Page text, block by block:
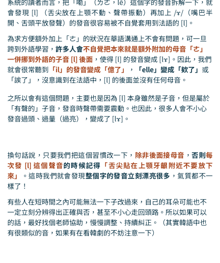
系統的讀者而言，把「嘞」（ㄌㄜ，lē）這個字的發音拆解一下，就
會發現 [l] （舌尖放在上顎不動、聲帶振動）再加上 /ɤ/（嘴巴半
開、舌頭平放發聲）的發音很容易被不自覺套用到法語的 [l]。
為求方便額外加上「ㄜ」的狀況在華語溝通上不會有問題，可一旦
跨到外語學習， 許多人會不自覺把本來就是額外附加的母音「ㄜ」
一併挪到外語的子音 [l] 後面 ，使得 [l] 的發音變成 [lɤ]。因此，我們
就會很常聽到 「il」的發音變成「億了」 ， 「elle」變成「欸了」 或
「誒了」，沒意識到在法語中，[l] 的後面並沒有任何母音。
之所以會有這個問題，主要也是因為 [l] 本身雖然是子音，但是屬於
「有聲的」子音，發音時聲帶需要震動。也因此，很多人會不小心
發音過頭、過量（過亮），變成了 [lɤ]。
換句話說，只要我們把這個習慣改一下， 除非後面接母音 ，否則每
次發 [l] 這個聲音的時候記得 「舌尖貼在上顎牙齦附近不要放下
來」
。這時我們就會發現整個字的發音立刻漂亮很多 ，氣質都不一
樣了！
有些人在短時間之內可能無法一下子改過來，自己的耳朵可能也不
一定立刻分辨得出正確與否，甚至不小心走回頭路。所以如果可以
的話，最好找個老師協助，慢慢調整、持續糾正。（其實韓語中也
有很類似的音，如果有在看韓劇的不妨注意一下）